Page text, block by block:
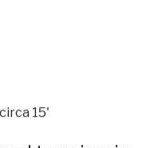
15'